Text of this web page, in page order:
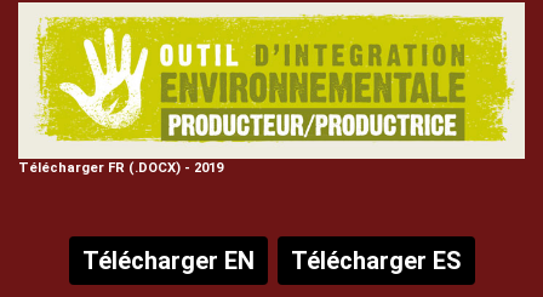
Texte
Télécharger FR (.DOCX) - 2019
Télécharger EN Télécharger ES